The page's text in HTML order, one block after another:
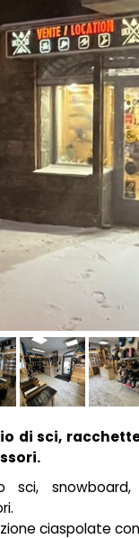
di sci,
sci,
ciaspolate